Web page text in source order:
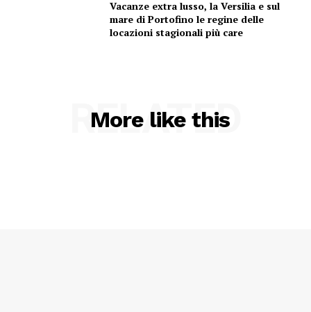
Vacanze extra lusso, la Versilia e sul
mare di Portofino le regine delle
locazioni stagionali più care
More like this
RELATED